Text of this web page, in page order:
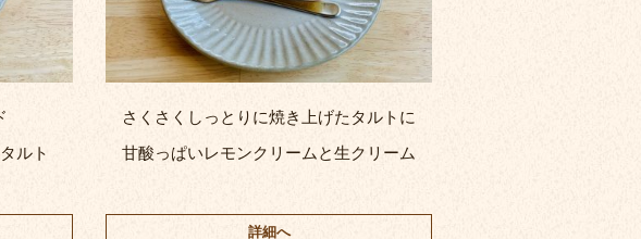
ルト
さくさくしっとりに焼き上げたタルトに
甘酸っぱいレモンクリームと生クリーム
詳細へ